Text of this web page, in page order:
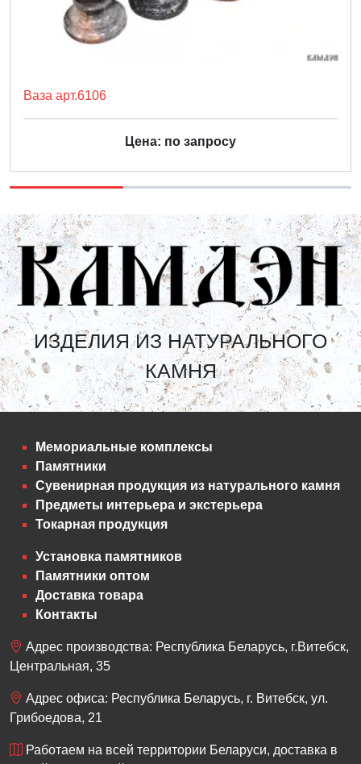
Ваза арт.6106
Цена: по запросу
ИЗДЕЛИЯ ИЗ НАТУРАЛЬНОГО
КАМНЯ
Мемориальные комплексы
Памятники
Сувенирная продукция из натурального камня
Предметы интерьера и экстерьера
Токарная продукция
Установка памятников
Памятники оптом
Доставка товара
Контакты
Адрес производства: Республика Беларусь, г.Витебск,
Центральная, 35
Адрес офиса: Республика Беларусь, г. Витебск, ул.
Грибоедова, 21
Работаем на всей территории Беларуси, доставка в